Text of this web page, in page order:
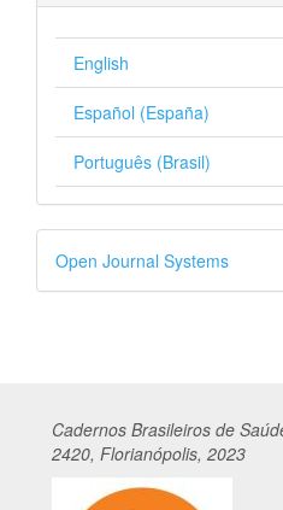
English
Español (España)
Português (Brasil)
Desenvolvido
por
Open Journal Systems
Cadernos Brasileiros de
2420, Florianópolis, 2023